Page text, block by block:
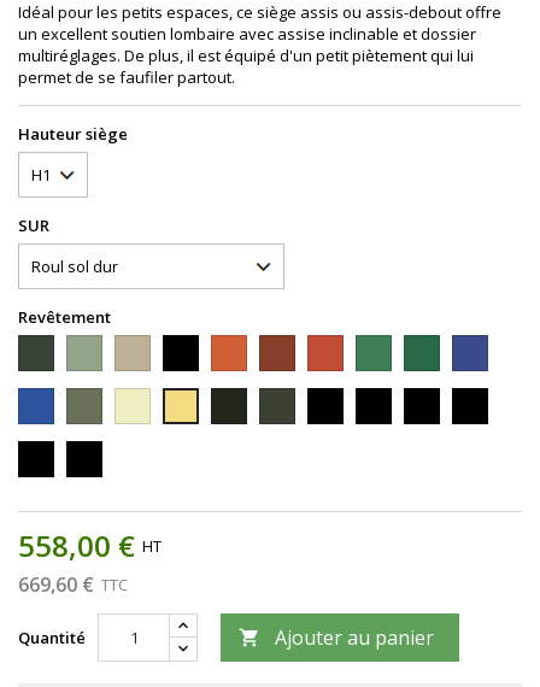
Idéal pour les petits espaces, ce siège assis ou assis-debout offre
un excellent soutien lombaire avec assise inclinable et dossier
multiréglages. De plus, il est équipé d'un petit piètement qui lui
permet de se faufiler partout.
Hauteur siège
SUR
Revêtement
Tissus
fantaisie
Tissus
fantaisie
Tissus
uni
Tissus
fantaisie
Tissus
uni
Tissus
uni
Tissus
chine
Tissus
uni
Tissus
chiné
Tissus
Uni
Tissus
chiné
Tissus
uni
Tissus
Tissus Tissus Tissus Tissus Tissus Tissus Tissus
Tissus
feu
Tissus
vert
d'eau
558,00 € HT
669,60 € TTC
Quantité  Ajouter au panier